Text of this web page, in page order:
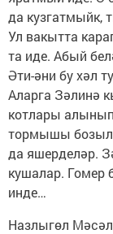
да кузгатмыйк,
Ул вакытта
та иде. Абый
Әти-әни бу хәл
Аларга Зәлинә
котлары
тормышы
да яшерделәр.
кушалар. Гомер
инде…
Назлыгөл